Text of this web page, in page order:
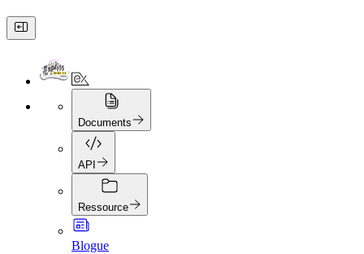
Documents
API
Ressource
Blogue